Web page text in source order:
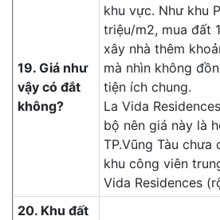
19. Giá như
vậy có đắt
không?
khu vực. Như khu
triệu/m2, mua đất
xây nhà thêm
mà nhìn không
tiện ích chung.
La Vida
bộ nên giá này là
TP.Vũng Tàu
khu công viên
Vida Residences
20. Khu đất